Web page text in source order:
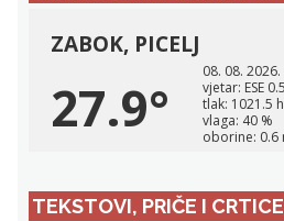
TEKSTOVI, PRIČE I CRTICE